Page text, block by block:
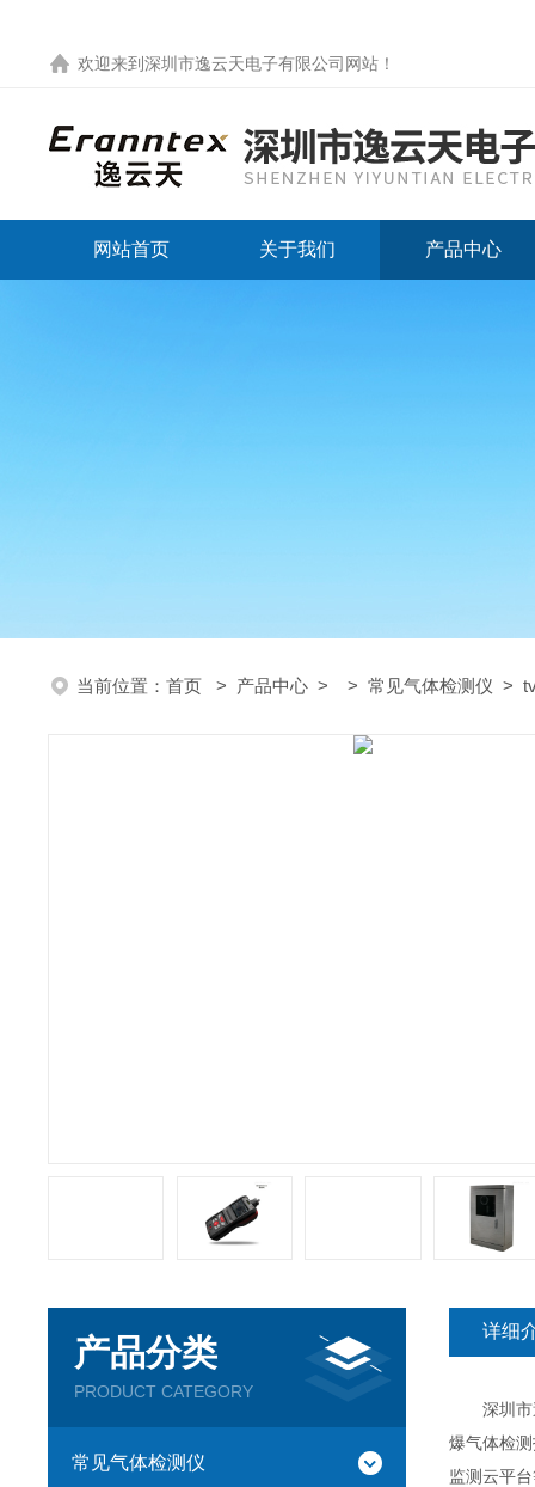
欢迎来到 深圳市逸云天电子有限公司网站 ！
网站首页 关于我们 产品中心
当前位置： 首页 > 产品中心 > > 常见气体检测仪 >
产品分类
PRODUCT CATEGORY
常见气体检测仪
详细
深圳市逸
爆气体检
监测云平